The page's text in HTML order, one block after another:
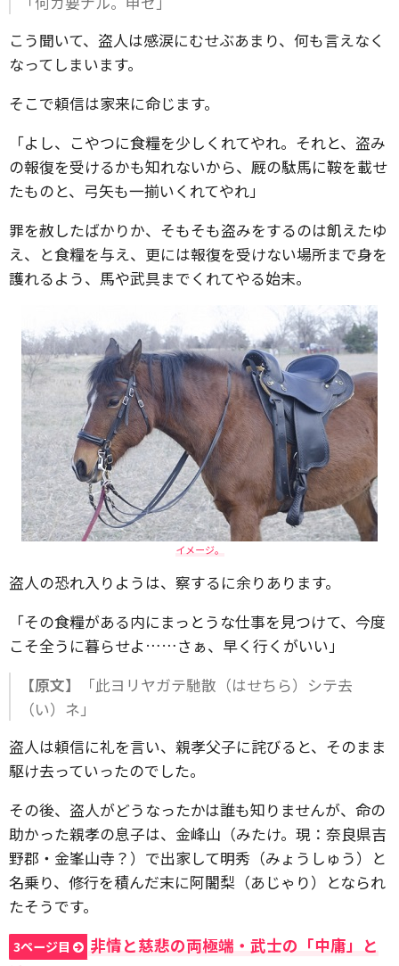
こう聞いて、盗人は感涙にむせぶあまり、何も言えなく
なってしまいます。
そこで頼信は家来に命じます。
「よし、こやつに食糧を少しくれてやれ。それと、盗み
の報復を受けるかも知れないから、厩の駄馬に鞍を載せ
たものと、弓矢も一揃いくれてやれ」
罪を赦したばかりか、そもそも盗みをするのは飢えたゆ
え、と食糧を与え、更には報復を受けない場所まで身を
護れるよう、馬や武具までくれてやる始末。
イメージ。
盗人の恐れ入りようは、察するに余りあります。
「その食糧がある内にまっとうな仕事を見つけて、今度
こそ全うに暮らせよ……さぁ、早く行くがいい」
【原文】
「此ヨリヤガテ馳散（はせちら）シテ去
（い）ネ」
盗人は頼信に礼を言い、親孝父子に詫びると、そのまま
駆け去っていったのでした。
その後、盗人がどうなったかは誰も知りませんが、命の
助かった親孝の息子は、金峰山（みたけ。現：奈良県吉
野郡・金峯山寺？）で出家して明秀（みょうしゅう）と
名乗り、修行を積んだ末に阿闍梨（あじゃり）となられ
たそうです。
3ページ目
非情と慈悲の両極端・武士の「中庸」と